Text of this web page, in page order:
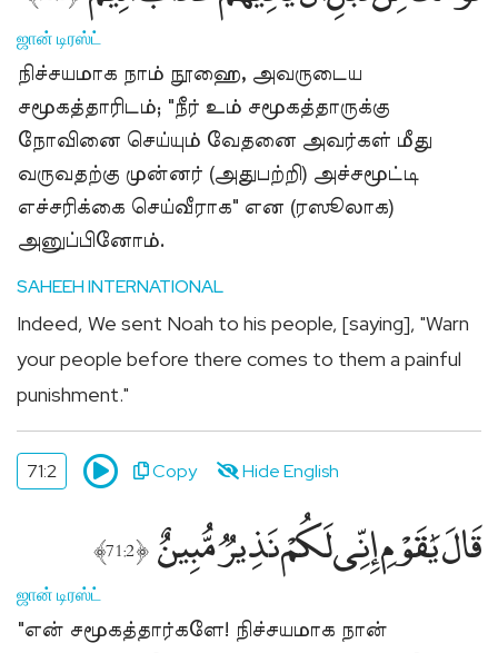
Sponsor
Quran
for
Non-
Muslims
குர்ஆன்
இலவசமாக
உதவுங்கள்
Fasting
for
Muslims
நோன்பு
பிற
Mosque
பள்ளிவாசலை
ஜான் டிரஸ்ட்
நிச்சயமாக நாம் நூஹை, அவருடைய
சமூகத்தாரிடம்; "நீர் உம் சமூகத்தாருக்கு
நோவினை செய்யும் வேதனை அவர்கள் மீது
வருவதற்கு முன்னர் (அதுபற்றி) அச்சமூட்டி
எச்சரிக்கை செய்வீராக" என (ரஸூலாக)
அனுப்பினோம்.
SAHEEH INTERNATIONAL
Indeed, We sent Noah to his people, [saying], "Warn
your people before there comes to them a painful
punishment."
71:2 Copy Hide English
قَالَ يَٰقَوْمِ إِنِّى لَكُمْ نَذِيرٌۭ مُّبِينٌ ﴿71:2﴾
ஜான் டிரஸ்ட்
"என் சமூகத்தார்களே! நிச்சயமாக நான்